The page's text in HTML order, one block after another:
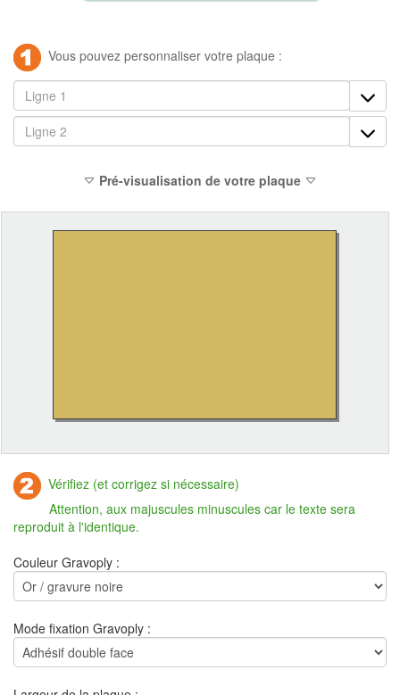
Vous pouvez personnaliser votre plaque :
Pré-visualisation de votre plaque
Vérifiez (et corrigez si nécessaire)
Attention, aux majuscules minuscules car le texte sera
reproduit à l'identique.
Couleur Gravoply :
Mode fixation Gravoply :